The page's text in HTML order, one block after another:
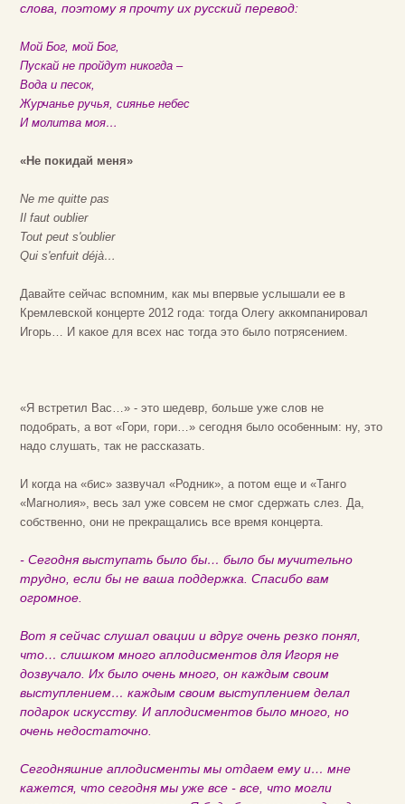
слова, поэтому я прочту их русский перевод:
Мой Бог, мой Бог,
Пускай не пройдут никогда –
Вода и песок,
Журчанье ручья, сиянье небес
И молитва моя…
«Не покидай меня»
Ne me quitte pas
Il faut oublier
Tout peut s'oublier
Qui s'enfuit déjà…
Давайте сейчас вспомним, как мы впервые услышали ее в
Кремлевской концерте 2012 года: тогда Олегу аккомпанировал
Игорь… И какое для всех нас тогда это было потрясением.
«Я встретил Вас…» - это шедевр, больше уже слов не
подобрать, а вот «Гори, гори…» сегодня было особенным: ну, это
надо слушать, так не рассказать.
И когда на «бис» зазвучал «Родник», а потом еще и «Танго
«Магнолия», весь зал уже совсем не смог сдержать слез. Да,
собственно, они не прекращались все время концерта.
- Сегодня выступать было бы… было бы мучительно
трудно, если бы не ваша поддержка. Спасибо вам
огромное.
Вот я сейчас слушал овации и вдруг очень резко понял,
что… слишком много аплодисментов для Игоря не
дозвучало. Их было очень много, он каждым своим
выступлением… каждым своим выступлением делал
подарок искусству. И аплодисментов было много, но
очень недостаточно.
Сегодняшние аплодисменты мы отдаем ему и… мне
кажется, что сегодня мы уже все - все, что могли